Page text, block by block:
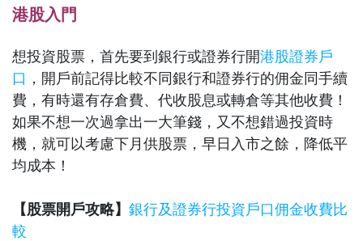
港股入門
想投資股票，首先要到銀行或證券行開港股證券戶
口 ，開戶前記得比較不同銀行和證券行的佣金同手續
費，有時還有存倉費、代收股息或轉倉等其他收費！
如果不想一次過拿出一大筆錢，又不想錯過投資時
機，就可以考慮下月供股票，早日入市之餘，降低平
均成本！
【股票開戶攻略】 銀行及證券行投資戶口佣金收費比
較